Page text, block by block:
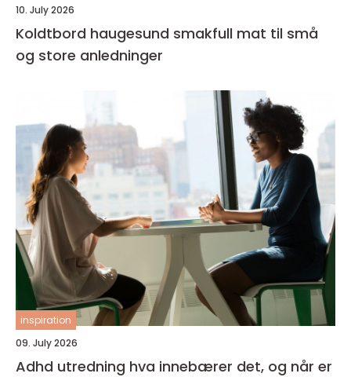
10. July 2026
Koldtbord haugesund smakfull mat til små
og store anledninger
inspiration
09. July 2026
Adhd utredning hva innebærer det, og når er